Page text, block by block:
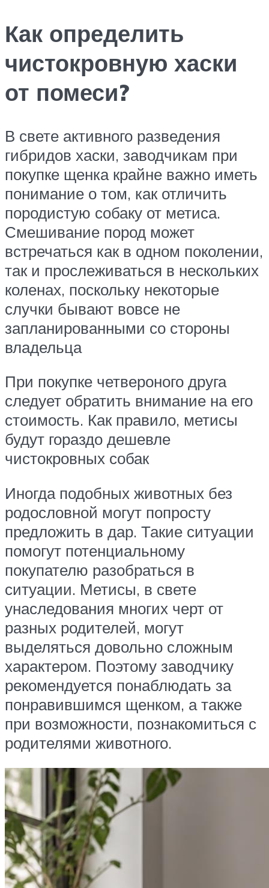
Как определить
чистокровную хаски
от помеси?
В свете активного разведения
гибридов хаски, заводчикам при
покупке щенка крайне важно иметь
понимание о том, как отличить
породистую собаку от метиса.
Смешивание пород может
встречаться как в одном поколении,
так и прослеживаться в нескольких
коленах, поскольку некоторые
случки бывают вовсе не
запланированными со стороны
владельца
При покупке четвероного друга
следует обратить внимание на его
стоимость. Как правило, метисы
будут гораздо дешевле
чистокровных собак
Иногда подобных животных без
родословной могут попросту
предложить в дар. Такие ситуации
помогут потенциальному
покупателю разобраться в
ситуации. Метисы, в свете
унаследования многих черт от
разных родителей, могут
выделяться довольно сложным
характером. Поэтому заводчику
рекомендуется понаблюдать за
понравившимся щенком, а также
при возможности, познакомиться с
родителями животного.